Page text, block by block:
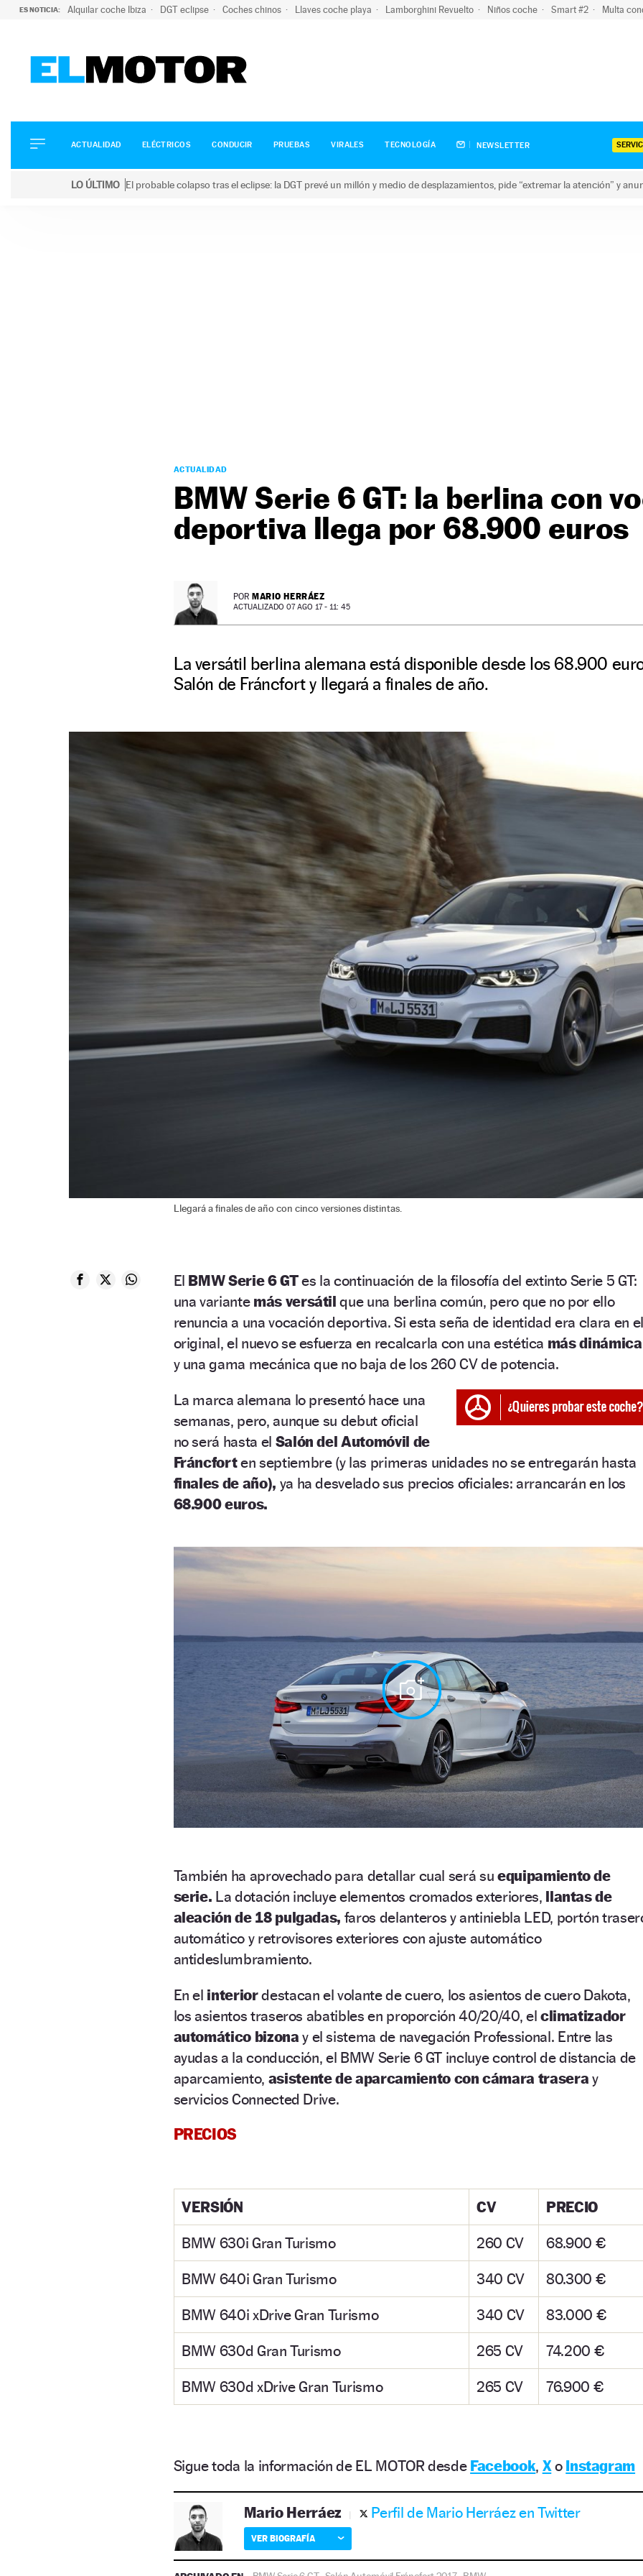
ES NOTICIA: Alquilar coche Ibiza DGT eclipse Coches chinos Llaves coche playa Lamborghini Revuelto Niños coche Smart #2 Multa
ELÉCTRICOS
CONDUCIR
ACTUALIDAD ELÉCTRICOS CONDUCIR PRUEBAS VIRALES TECNOLOGÍA NEWSLETTER
LO ÚLTIMO El probable colapso tras el eclipse: la DGT prevé un millón y medio de desplazamientos, pide “extremar la atención” y
ACTUALIDAD
BMW Serie 6 GT: la berlina con
deportiva llega por 68.900 euros
POR MARIO HERRÁEZ
ACTUALIZADO 07 AGO 17 - 11: 45
La versátil berlina alemana está disponible desde los 68.900
Salón de Fráncfort y llegará a finales de año.
Llegará a finales de año con cinco versiones distintas.
El BMW Serie 6 GTes la continuación de la filosofía del extinto Serie 5 GT:
una variante más versátil que una berlina común, pero que no por ello
renuncia a una vocación deportiva. Si esta seña de identidad era clara en el
original, el nuevo se esfuerza en recalcarla con una estética más dinámica
y una gama mecánica que no baja de los 260 CV de potencia.
La marca alemana lo presentó hace una
semanas, pero, aunque su debut oficial
no será hasta el Salón del Automóvil de
Fráncforten septiembre (y las primeras unidades no se entregarán hasta
finales de año), ya ha desvelado sus precios oficiales: arrancarán en los
68.900 euros.
También ha aprovechado para detallar cual será su equipamiento de
serie. La dotación incluye elementos cromados exteriores, llantas de
aleación de 18 pulgadas, faros delanteros y antiniebla LED, portón
automático y retrovisores exteriores con ajuste automático
antideslumbramiento.
En el interiordestacan el volante de cuero, los asientos de cuero Dakota,
los asientos traseros abatibles en proporción 40/20/40, el climatizador
automático bizonay el sistema de navegación Professional. Entre las
ayudas a la conducción, el BMW Serie 6 GT incluye control de distancia de
aparcamiento, asistente de aparcamiento con cámara trasera y
servicios Connected Drive.
PRECIOS
VERSIÓN CV
PRECIO
BMW 630i Gran Turismo
260 CV
68.900 €
BMW 640i Gran Turismo
340 CV
80.300 €
BMW 640i xDrive Gran Turismo
340 CV
83.000 €
BMW 630d Gran Turismo
265 CV
74.200 €
BMW 630d xDrive Gran Turismo
265 CV 76.900 €
Sigue toda la información de EL MOTOR desde Facebook, Xo Instagram
Mario Herráez Perfil de Mario Herráez en Twitter
VER BIOGRAFÍA